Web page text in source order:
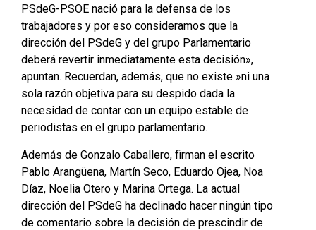
PSdeG-PSOE nació para la defensa de los
trabajadores y por eso consideramos que la
dirección del PSdeG y del grupo Parlamentario
deberá revertir inmediatamente esta decisión»,
apuntan. Recuerdan, además, que no existe »ni una
sola razón objetiva para su despido dada la
necesidad de contar con un equipo estable de
periodistas en el grupo parlamentario.
Además de Gonzalo Caballero, firman el escrito
Pablo Arangüena, Martín Seco, Eduardo Ojea, Noa
Díaz, Noelia Otero y Marina Ortega. La actual
dirección del PSdeG ha declinado hacer ningún tipo
de comentario sobre la decisión de prescindir de